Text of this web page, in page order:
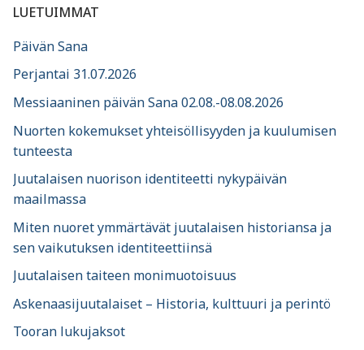
LUETUIMMAT
Päivän Sana
Perjantai 31.07.2026
Messiaaninen päivän Sana 02.08.-08.08.2026
Nuorten kokemukset yhteisöllisyyden ja kuulumisen
tunteesta
Juutalaisen nuorison identiteetti nykypäivän
maailmassa
Miten nuoret ymmärtävät juutalaisen historiansa ja
sen vaikutuksen identiteettiinsä
Juutalaisen taiteen monimuotoisuus
Askenaasijuutalaiset – Historia, kulttuuri ja perintö
Tooran lukujaksot